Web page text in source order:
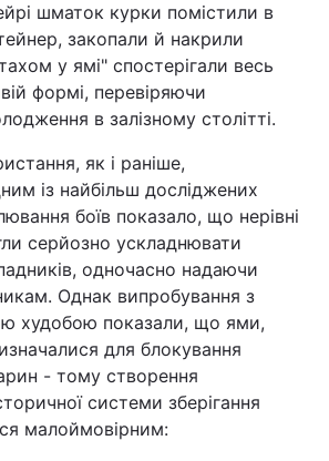
шматок курки помістили в
закопали й накрили
у ямі" спостерігали весь
формі, перевіряючи
в залізному столітті.
як і раніше,
із найбільш досліджених
боїв показало, що нерівні
серйозно ускладнювати
одночасно надаючи
Однак випробування з
худобою показали, що ями,
для блокування
- тому створення
системи зберігання
малоймовірним: